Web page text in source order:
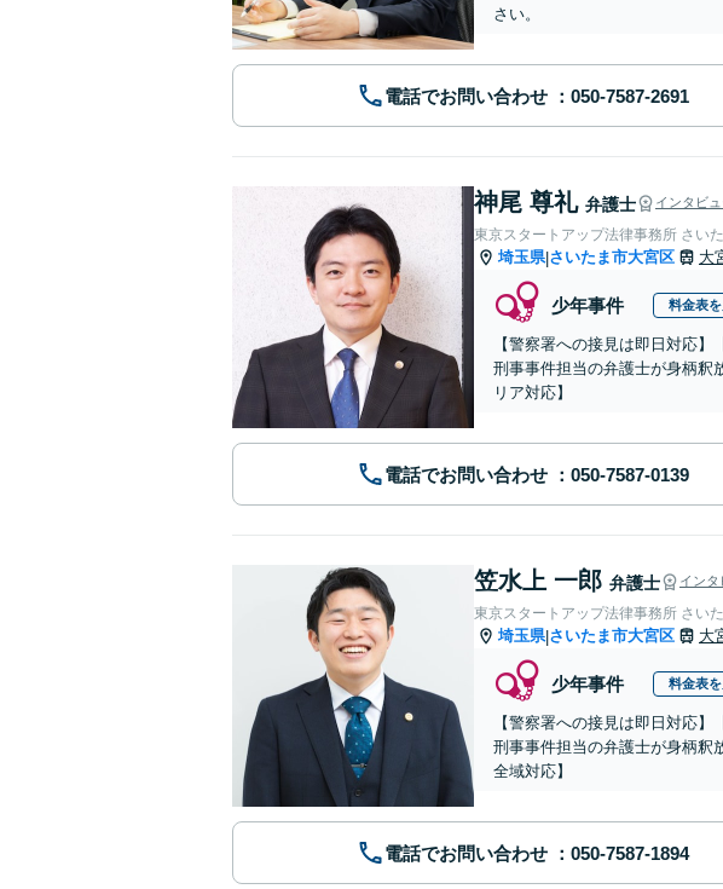
さい。
電話でお問い合わせ
神尾 尊礼 弁護士 インタビ
東京スタートアップ法律事務所 さい
埼玉県|さいたま市大宮区 大
少年事件 料金表
【警察署への接見は即日対応
刑事事件担当の弁護士が身柄釈
リア対応】
電話でお問い合わせ
笠水上 一郎 弁護士 インタ
東京スタートアップ法律事務所 さい
埼玉県|さいたま市大宮区 大
少年事件 料金表
【警察署への接見は即日対応
刑事事件担当の弁護士が身柄釈
全域対応】
電話でお問い合わせ